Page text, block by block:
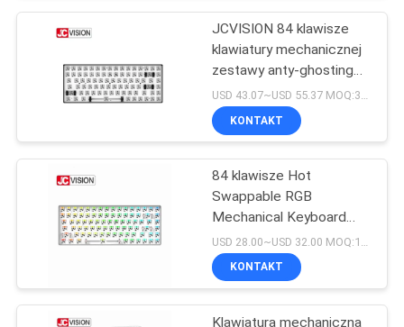
Przenośny skaner
dokumentów
12
Płyta do pisania
LCD
15
JCVISION 84 klawisze
klawiatury mechanicznej
zestawy anty-ghosting
CNC metalowe ramy
aluminiowe
KONTAKT
84 klawisze Hot
Swappable RGB
Mechanical Keyboard
Kits Aluminium Frame
ABS Case Metal Plate
KONTAKT
Klawiatura mechaniczna